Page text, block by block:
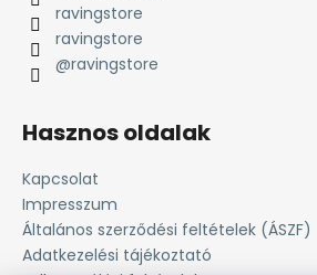
ravingstore
ravingstore
@ravingstore
Hasznos oldalak
Kapcsolat
Impresszum
Általános szerződési feltételek (ÁSZF)
Adatkezelési tájékoztató